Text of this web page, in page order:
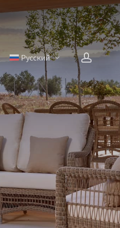
Русский account